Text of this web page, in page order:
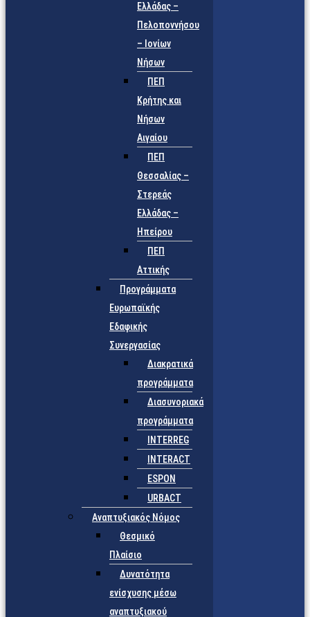
Ελλάδας –
Πελοποννήσου
– Ιονίων
Νήσων
ΠΕΠ
Κρήτης και
Νήσων
Αιγαίου
ΠΕΠ
Θεσσαλίας –
Στερεάς
Ελλάδας –
Ηπείρου
ΠΕΠ
Αττικής
Προγράμματα
Ευρωπαϊκής
Εδαφικής
Συνεργασίας
Διακρατικά
προγράμματα
Διασυνοριακά
προγράμματα
INTERREG
INTERACT
ESPON
URBACT
Αναπτυξιακός Νόμος
Θεσμικό
Πλαίσιο
Δυνατότητα
ενίσχυσης μέσω
αναπτυξιακού